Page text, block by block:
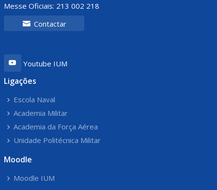
Messe Oficiais: 213 002 218
Contactar
Youtube IUM
Ligações
Escola Naval
Academia Militar
Academia da Força Aérea
Unidade Politécnica Militar
Moodle
Moodle IUM